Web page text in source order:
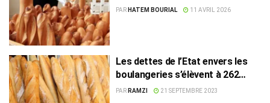
PAR HATEM BOURIAL 11 AVRIL 2026
Les dettes de l’Etat envers les
boulangeries s’élèvent à 262
millions de dinars !
PAR RAMZI 21 SEPTEMBRE 2023